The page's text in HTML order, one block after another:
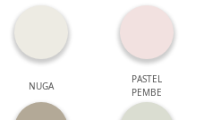
NUGA
PASTEL
PEMBE